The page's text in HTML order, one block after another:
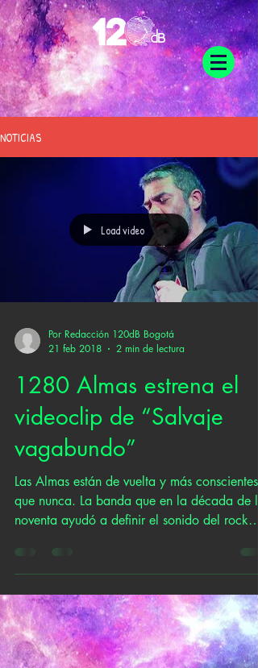
NOTICIAS
Load video
Por Redacción 120dB Bogotá
21 feb 2018
2 min de lectura
1280 Almas estrena el
videoclip de “Salvaje
vagabundo”
Las Almas están de vuelta y más conscientes
que nunca. La banda que en la década de
noventa ayudó a definir el sonido del rock